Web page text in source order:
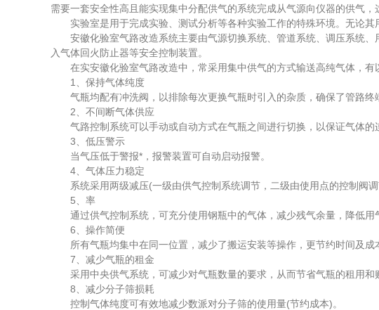
需要一套安全性高且能实现集中分配供气的系统完成从气源向仪器的供气，
实验室是用于完成实验、测试分析等各种实验工作的特殊环境。无论其
安徽化验室气路改造系统主要由气源切换系统、管道系统、调压系统、
入气体回火防止器等安全控制装置。
在实安徽化验室气路改造中，常采用集中供气的方式输送高纯气体，有
1、保持气体纯度
气瓶均配有冲洗阀，以排除每次更换气瓶时引入的杂质，确保了管路终
2、不间断气体供应
气路控制系统可以手动或自动方式在气瓶之间进行切换，以保证气体的
3、低压警示
当气压低于警报*，报警装置可自动启动报警。
4、气体压力稳定
系统采用两级减压(一级由供气控制系统调节，二级由使用点的控制阀调
5、率
通过供气控制系统，可充分使用钢瓶中的气体，减少残气余量，降低用
6、操作简便
所有气瓶均集中在同一位置，减少了搬运安装等操作，更节约时间及成
7、减少气瓶的租金
采用中央供气系统，可减少对气瓶数量的要求，从而节省气瓶的租用和
8、减少分子筛损耗
控制气体纯度可有效地减少数派对分子筛的使用量(节约成本)。